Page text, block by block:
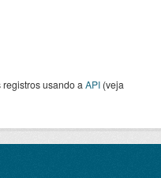
usando a API (veja